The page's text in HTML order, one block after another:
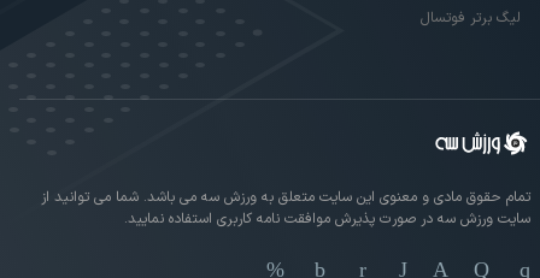
لیگ برتر فوتسال
تمام حقوق مادی و معنوی این سایت متعلق به ورزش سه می باشد. شما می توانید از
سایت ورزش سه در صورت پذیرش موافقت نامه کاربری استفاده نمایید.